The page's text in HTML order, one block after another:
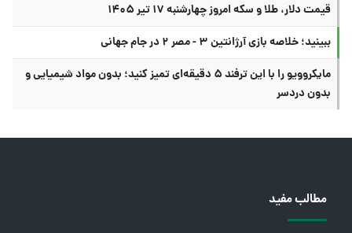
قیمت دلار، طلا و سکه امروز چهارشنبه ۱۷ تیر ۱۴۰۵
ببینید؛ خلاصه بازی آرژانتین ۳ - مصر ۲ در جام جهانی
مایکروویو را با این ترفند ۵ دقیقه‌ای تمیز کنید؛ بدون مواد شیمیایی و
بدون دردسر
مطالب مفید